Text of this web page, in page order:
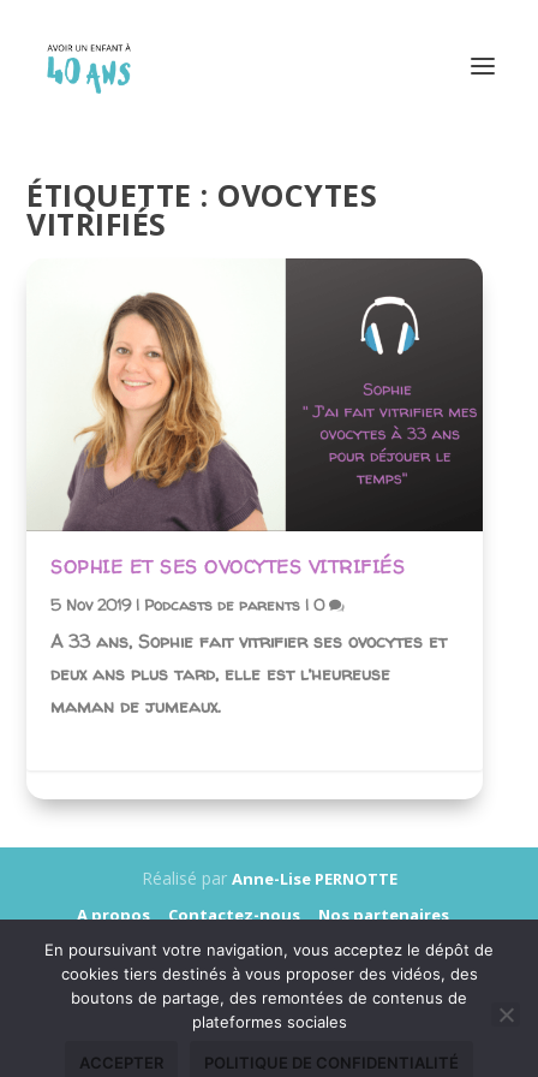
ÉTIQUETTE : OVOCYTES
VITRIFIÉS
SOPHIE ET SES OVOCYTES VITRIFIÉS
5 Nov 2019| Podcasts de parents |0
A 33 ans, Sophie fait vitrifier ses ovocytes et
deux ans plus tard, elle est l’heureuse
maman de jumeaux.
Réalisé par Anne-Lise PERNOTTE
A propos
Contactez-nous
Nos partenaires
Annonceurs
Presse
Mentions légales
Données personnelles
En poursuivant votre navigation, vous acceptez le dépôt de
cookies tiers destinés à vous proposer des vidéos, des
boutons de partage, des remontées de contenus de
plateformes sociales
ACCEPTER POLITIQUE DE CONFIDENTIALITÉ